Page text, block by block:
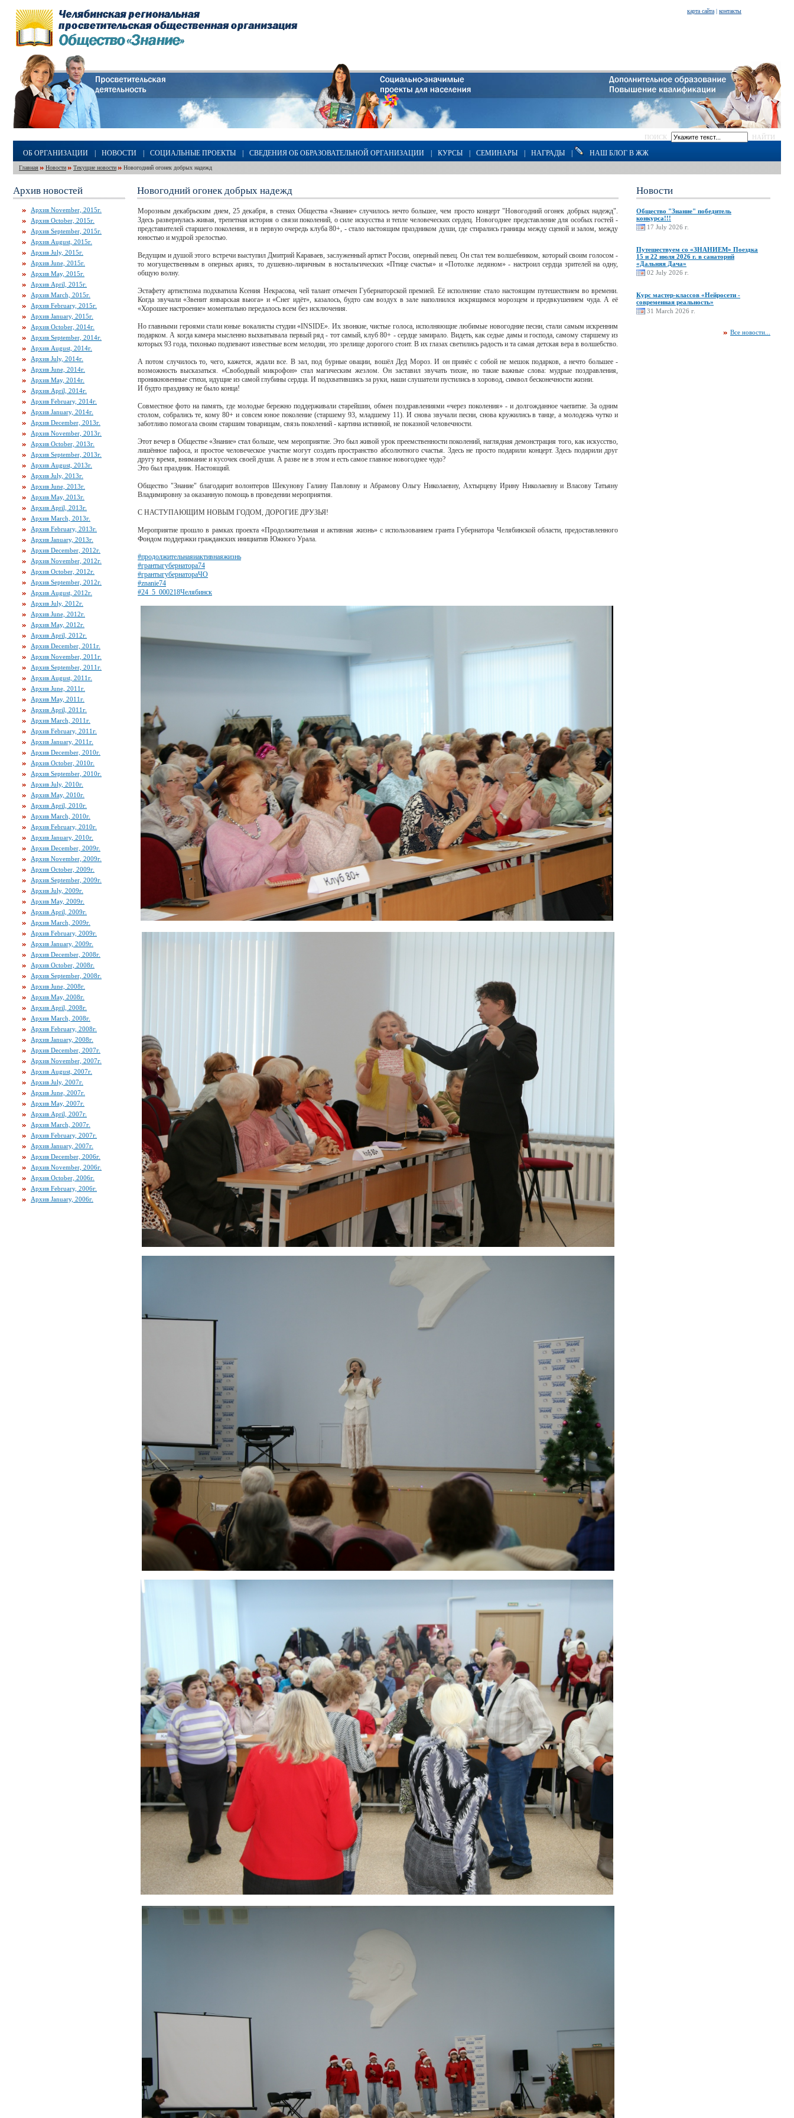
карта сайта | контакты
ПОИСК НАЙТИ
ОБ ОРГАНИЗАЦИИ НОВОСТИ СОЦИАЛЬНЫЕ ПРОЕКТЫ СВЕДЕНИЯ ОБ ОБРАЗОВАТЕЛЬНОЙ ОРГАНИЗАЦИИ КУРСЫ СЕМИНАРЫ НАГРАДЫ НАШ БЛОГ В ЖЖ
Главная Новости Текущие новости Новогодний огонек добрых надежд
Архив новостей
Архив November, 2015г.
Архив October, 2015г.
Архив September, 2015г.
Архив August, 2015г.
Архив July, 2015г.
Архив June, 2015г.
Архив May, 2015г.
Архив April, 2015г.
Архив March, 2015г.
Архив February, 2015г.
Архив January, 2015г.
Архив October, 2014г.
Архив September, 2014г.
Архив August, 2014г.
Архив July, 2014г.
Архив June, 2014г.
Архив May, 2014г.
Архив April, 2014г.
Архив February, 2014г.
Архив January, 2014г.
Архив December, 2013г.
Архив November, 2013г.
Архив October, 2013г.
Архив September, 2013г.
Архив August, 2013г.
Архив July, 2013г.
Архив June, 2013г.
Архив May, 2013г.
Архив April, 2013г.
Архив March, 2013г.
Архив February, 2013г.
Архив January, 2013г.
Архив December, 2012г.
Архив November, 2012г.
Архив October, 2012г.
Архив September, 2012г.
Архив August, 2012г.
Архив July, 2012г.
Архив June, 2012г.
Архив May, 2012г.
Архив April, 2012г.
Архив December, 2011г.
Архив November, 2011г.
Архив September, 2011г.
Архив August, 2011г.
Архив June, 2011г.
Архив May, 2011г.
Архив April, 2011г.
Архив March, 2011г.
Архив February, 2011г.
Архив January, 2011г.
Архив December, 2010г.
Архив October, 2010г.
Архив September, 2010г.
Архив July, 2010г.
Архив May, 2010г.
Архив April, 2010г.
Архив March, 2010г.
Архив February, 2010г.
Архив January, 2010г.
Архив December, 2009г.
Архив November, 2009г.
Архив October, 2009г.
Архив September, 2009г.
Архив July, 2009г.
Архив May, 2009г.
Архив April, 2009г.
Архив March, 2009г.
Архив February, 2009г.
Архив January, 2009г.
Архив December, 2008г.
Архив October, 2008г.
Архив September, 2008г.
Архив June, 2008г.
Архив May, 2008г.
Архив April, 2008г.
Архив March, 2008г.
Архив February, 2008г.
Архив January, 2008г.
Архив December, 2007г.
Архив November, 2007г.
Архив August, 2007г.
Архив July, 2007г.
Архив June, 2007г.
Архив May, 2007г.
Архив April, 2007г.
Архив March, 2007г.
Архив February, 2007г.
Архив January, 2007г.
Архив December, 2006г.
Архив November, 2006г.
Архив October, 2006г.
Архив February, 2006г.
Архив January, 2006г.
Новогодний огонек добрых надежд
Морозным декабрьским днем, 25 декабря, в стенах Общества «Знание» случилось нечто большее, чем просто концерт "Новогодний огонек добрых надежд".
Здесь развернулась живая, трепетная история о связи поколений, о силе искусства и тепле человеческих сердец. Новогоднее представление для особых гостей -
представителей старшего поколения, и в первую очередь клуба 80+, - стало настоящим праздником души, где стирались границы между сценой и залом, между
юностью и мудрой зрелостью.
Ведущим и душой этого встречи выступил Дмитрий Караваев, заслуженный артист России, оперный певец. Он стал тем волшебником, который своим голосом -
то могущественным в оперных ариях, то душевно-лиричным в ностальгических «Птице счастья» и «Потолке ледяном» - настроил сердца зрителей на одну,
общую волну.
Эстафету артистизма подхватила Ксения Некрасова, чей талант отмечен Губернаторской премией. Её исполнение стало настоящим путешествием во времени.
Когда звучали «Звенит январская вьюга» и «Снег идёт», казалось, будто сам воздух в зале наполнился искрящимся морозцем и предвкушением чуда. А её
«Хорошее настроение» моментально передалось всем без исключения.
Но главными героями стали юные вокалисты студии «INSIDE». Их звонкие, чистые голоса, исполняющие любимые новогодние песни, стали самым искренним
подарком. А когда камера мысленно выхватывала первый ряд - тот самый, клуб 80+ - сердце замирало. Видеть, как седые дамы и господа, самому старшему из
которых 93 года, тихонько подпевают известные всем мелодии, это зрелище дорогого стоит. В их глазах светились радость и та самая детская вера в волшебство.
А потом случилось то, чего, кажется, ждали все. В зал, под бурные овации, вошёл Дед Мороз. И он принёс с собой не мешок подарков, а нечто большее -
возможность высказаться. «Свободный микрофон» стал магическим жезлом. Он заставил звучать тихие, но такие важные слова: мудрые поздравления,
проникновенные стихи, идущие из самой глубины сердца. И подхватившись за руки, наши слушатели пустились в хоровод, символ бесконечности жизни.
И будто празднику не было конца!
Совместное фото на память, где молодые бережно поддерживали старейшин, обмен поздравлениями «через поколения» - и долгожданное чаепитие. За одним
столом, собрались те, кому 80+ и совсем юное поколение (старшему 93, младшему 11). И снова звучали песни, снова кружились в танце, а молодежь чутко и
заботливо помогала своим старшим товарищам, связь поколений - картина истинной, не показной человечности.
Этот вечер в Обществе «Знание» стал больше, чем мероприятие. Это был живой урок преемственности поколений, наглядная демонстрация того, как искусство,
лишённое пафоса, и простое человеческое участие могут создать пространство абсолютного счастья. Здесь не просто подарили концерт. Здесь подарили друг
другу время, внимание и кусочек своей души. А разве не в этом и есть самое главное новогоднее чудо?
Это был праздник. Настоящий.
Общество "Знание" благодарит волонтеров Шекунову Галину Павловну и Абрамову Ольгу Николаевну, Ахтырцеву Ирину Николаевну и Власову Татьяну
Владимировну за оказанную помощь в проведении мероприятия.
С НАСТУПАЮЩИМ НОВЫМ ГОДОМ, ДОРОГИЕ ДРУЗЬЯ!
Мероприятие прошло в рамках проекта «Продолжительная и активная жизнь» с использованием гранта Губернатора Челябинской области, предоставленного
Фондом поддержки гражданских инициатив Южного Урала.
#продолжительнаяиактивнаяжизнь
#грантыгубернатора74
#грантыгубернатораЧО
#znanie74
#24_5_000218Челябинск
Новости
Общество "Знание" победитель
конкурса!!!
17 July 2026 г.
Путешествуем со «ЗНАНИЕМ» Поездка
15 и 22 июля 2026 г. в санаторий
«Дальняя Дача»
02 July 2026 г.
Курс мастер-классов «Нейросети -
современная реальность»
31 March 2026 г.
Все новости...